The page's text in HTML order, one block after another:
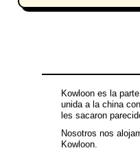
Kowloon es la
unida a la china
les sacaron
Nosotros nos
Kowloon.